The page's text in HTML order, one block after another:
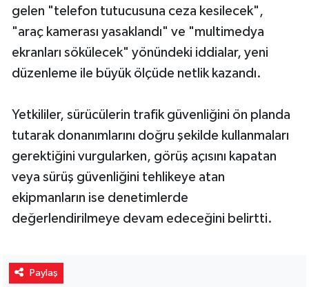
gelen "telefon tutucusuna ceza kesilecek",
"araç kamerası yasaklandı" ve "multimedya
ekranları sökülecek" yönündeki iddialar, yeni
düzenleme ile büyük ölçüde netlik kazandı.
Yetkililer, sürücülerin trafik güvenliğini ön planda
tutarak donanımlarını doğru şekilde kullanmaları
gerektiğini vurgularken, görüş açısını kapatan
veya sürüş güvenliğini tehlikeye atan
ekipmanların ise denetimlerde
değerlendirilmeye devam edeceğini belirtti.
Paylaş